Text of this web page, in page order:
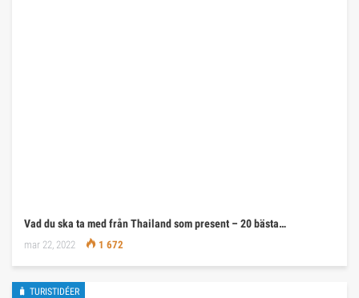
Vad du ska ta med från Thailand som present – 20 bästa…
mar 22, 2022 1 672
🧳 TURISTIDÉER